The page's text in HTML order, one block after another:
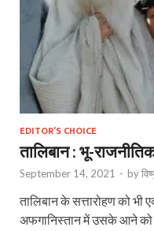
EDITOR'S CHOICE
तालिबान : भू-
September 14, 2021 - by
तालिबान के सत्तारोहण को
अफगानिस्तान में उसके आने को